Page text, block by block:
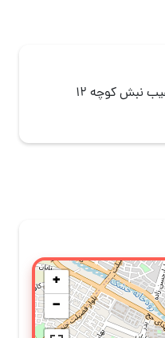
نبش کوچه 12
+
−